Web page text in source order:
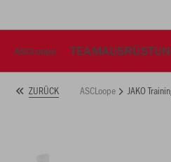
ASCLoope
ZURÜCK ASCLoope JAKO